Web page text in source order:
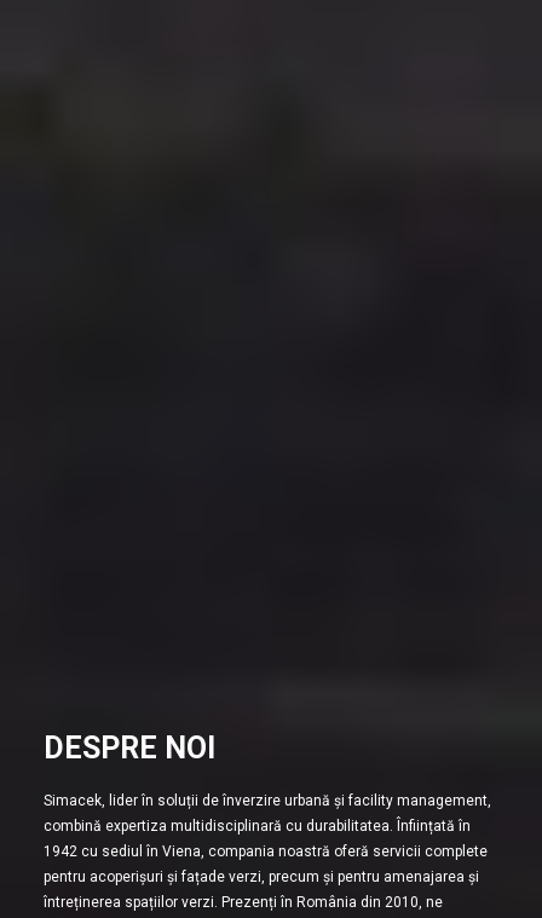
DESPRE NOI
Simacek, lider în soluții de înverzire urbană și facility management,
combină expertiza multidisciplinară cu durabilitatea. Înființată în
1942 cu sediul în Viena, compania noastră oferă servicii complete
pentru acoperișuri și fațade verzi, precum și pentru amenajarea și
întreținerea spațiilor verzi. Prezenți în România din 2010, ne